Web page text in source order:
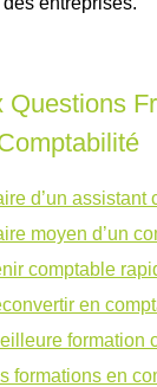
Questions
d’un assistant
moyen d’un
comptable
en
formation
formations en